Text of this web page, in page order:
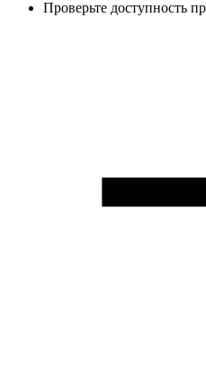
Проверьте доступность